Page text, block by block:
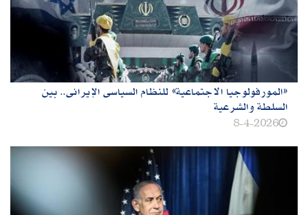
«المورفولوجيا الاجتماعية» للنظام السياسى الإيرانى.. بين
السلطة والشرعية
8-4-2026